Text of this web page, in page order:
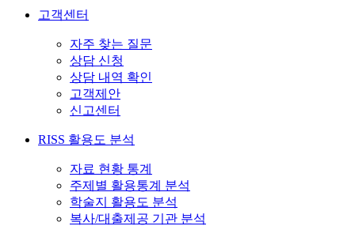
고객센터
자주 찾는 질문
상담 신청
상담 내역 확인
고객제안
신고센터
RISS 활용도 분석
자료 현황 통계
주제별 활용통계 분석
학술지 활용도 분석
복사/대출제공 기관 분석